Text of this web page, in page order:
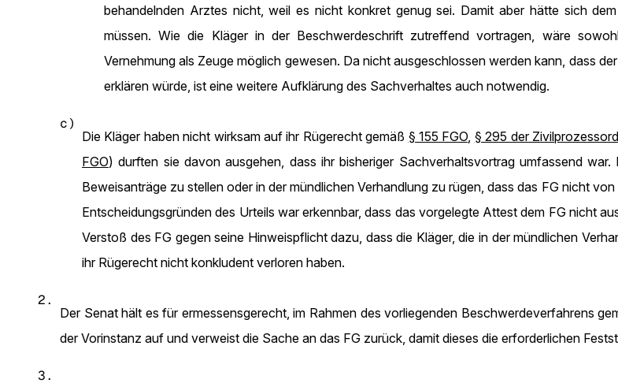
behandelnden Arztes nicht, weil es nicht konkret genug sei. Damit aber hätte sich
müssen. Wie die Kläger in der Beschwerdeschrift zutreffend vortragen, wäre
Vernehmung als Zeuge möglich gewesen. Da nicht ausgeschlossen werden kann, dass
erklären würde, ist eine weitere Aufklärung des Sachverhaltes auch notwendig.
c)
Die Kläger haben nicht wirksam auf ihr Rügerecht gemäß § 155 FGO, § 295 der
FGO) durften sie davon ausgehen, dass ihr bisheriger Sachverhaltsvortrag umfassend
Beweisanträge zu stellen oder in der mündlichen Verhandlung zu rügen, dass das FG nicht
Entscheidungsgründen des Urteils war erkennbar, dass das vorgelegte Attest dem FG nicht
Verstoß des FG gegen seine Hinweispflicht dazu, dass die Kläger, die in der mündlichen
ihr Rügerecht nicht konkludent verloren haben.
2.
Der Senat hält es für ermessensgerecht, im Rahmen des vorliegenden Beschwerdeverfahrens
der Vorinstanz auf und verweist die Sache an das FG zurück, damit dieses die erforderlichen
3.